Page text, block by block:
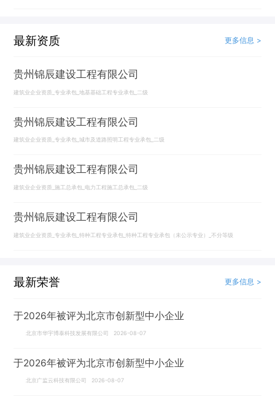
最新资质 更多信息 >
贵州锦辰建设工程有限公司
建筑业企业资质_专业承包_地基基础工程专业承包_二级
贵州锦辰建设工程有限公司
建筑业企业资质_专业承包_城市及道路照明工程专业承包_二级
贵州锦辰建设工程有限公司
建筑业企业资质_施工总承包_电力工程施工总承包_二级
贵州锦辰建设工程有限公司
建筑业企业资质_专业承包_特种工程专业承包_特种工程专业承包（未公示专业）_不分等级
最新荣誉 更多信息 >
于2026年被评为北京市创新型中小企业
北京市华宇博泰科技发展有限公司 2026-08-07
于2026年被评为北京市创新型中小企业
北京广监云科技有限公司 2026-08-07